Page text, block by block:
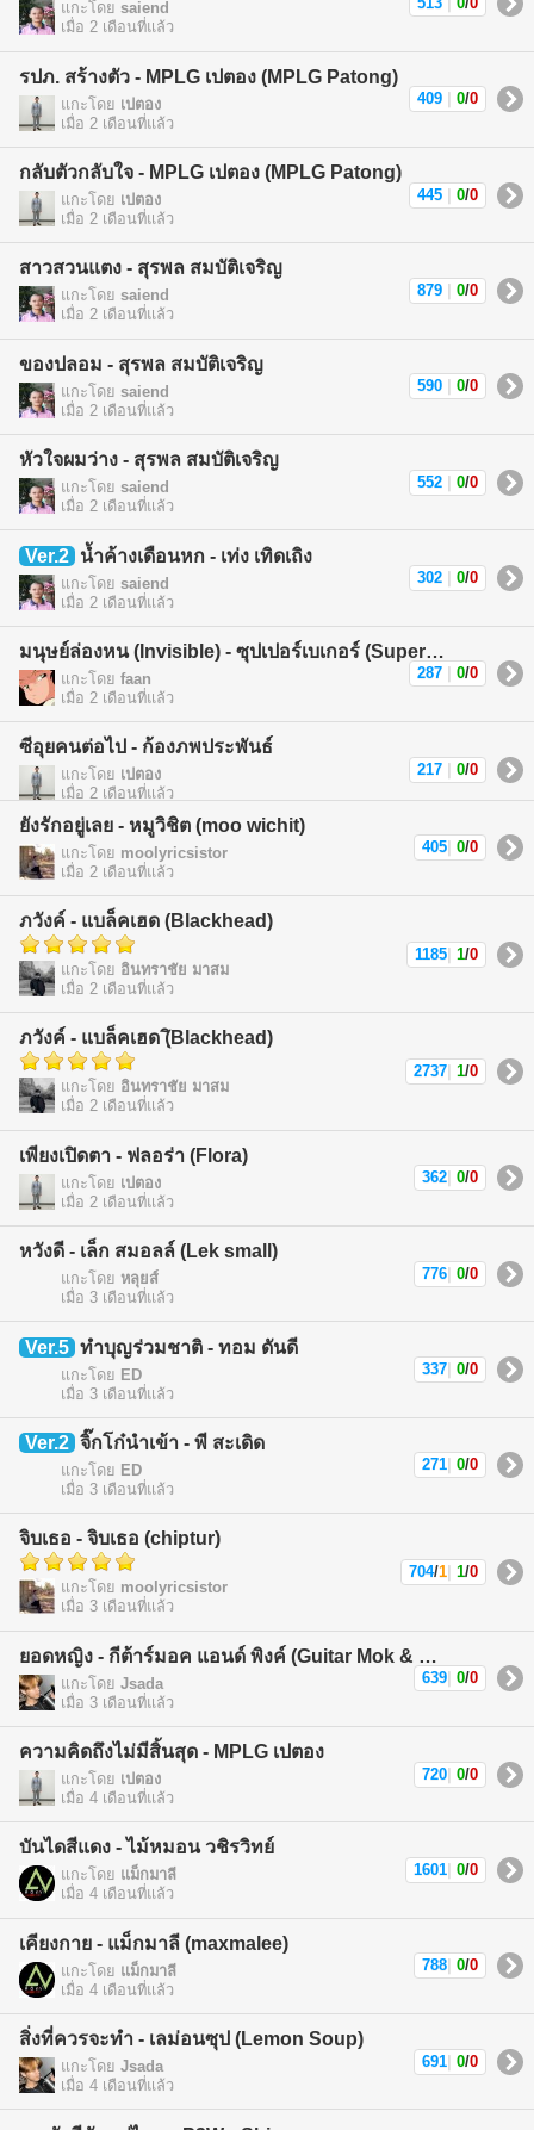
แกะโดย saiend
เมื่อ 2 เดือนที่แล้ว
513 0/0
รปภ. สร้างตัว - MPLG เปตอง (MPLG Patong)
แกะโดย เปตอง
เมื่อ 2 เดือนที่แล้ว
409 0/0
กลับตัวกลับใจ - MPLG เปตอง (MPLG Patong)
แกะโดย เปตอง
เมื่อ 2 เดือนที่แล้ว
445 0/0
สาวสวนแตง - สุรพล สมบัติเจริญ
แกะโดย saiend
เมื่อ 2 เดือนที่แล้ว
879 0/0
ของปลอม - สุรพล สมบัติเจริญ
แกะโดย saiend
เมื่อ 2 เดือนที่แล้ว
590 0/0
หัวใจผมว่าง - สุรพล สมบัติเจริญ
แกะโดย saiend
เมื่อ 2 เดือนที่แล้ว
552 0/0
Ver.2 น้ำค้างเดือนหก - เท่ง เทิดเถิง
แกะโดย saiend
เมื่อ 2 เดือนที่แล้ว
302 0/0
มนุษย์ล่องหน (Invisible) - ซุปเปอร์เบเกอร์ (Superbaker)
แกะโดย faan
เมื่อ 2 เดือนที่แล้ว
287 0/0
ซีอุยคนต่อไป - ก้องภพประพันธ์
แกะโดย เปตอง
เมื่อ 2 เดือนที่แล้ว
217 0/0
ยังรักอยู่เลย - หมูวิชิต (moo wichit)
แกะโดย moolyricsistor
เมื่อ 2 เดือนที่แล้ว
405 0/0
ภวังค์ - แบล็คเฮด (Blackhead)
แกะโดย อินทราชัย มาสม
เมื่อ 2 เดือนที่แล้ว
1185 1/0
ภวังค์ - แบล็คเฮด (ฺิBlackhead)
แกะโดย อินทราชัย มาสม
เมื่อ 2 เดือนที่แล้ว
2737 1/0
เพียงเปิดตา - ฟลอร่า (Flora)
แกะโดย เปตอง
เมื่อ 2 เดือนที่แล้ว
362 0/0
หวังดี - เล็ก สมอลล์ (Lek small)
แกะโดย หลุยส์
เมื่อ 3 เดือนที่แล้ว
776 0/0
Ver.5 ทำบุญร่วมชาติ - ทอม ดันดี
แกะโดย ED
เมื่อ 3 เดือนที่แล้ว
337 0/0
Ver.2 จิ๊กโก๋นำเข้า - พี สะเดิด
แกะโดย ED
เมื่อ 3 เดือนที่แล้ว
271 0/0
จิบเธอ - จิบเธอ (chiptur)
แกะโดย moolyricsistor
เมื่อ 3 เดือนที่แล้ว
704/1 1/0
ยอดหญิง - กีต้าร์มอค แอนด์ พิงค์ (Guitar Mok & Pink)
แกะโดย Jsada
เมื่อ 3 เดือนที่แล้ว
639 0/0
ความคิดถึงไม่มีสิ้นสุด - MPLG เปตอง
แกะโดย เปตอง
เมื่อ 4 เดือนที่แล้ว
720 0/0
บันไดสีแดง - ไม้หมอน วชิรวิทย์
แกะโดย แม็กมาลี
เมื่อ 4 เดือนที่แล้ว
1601 0/0
เคียงกาย - แม็กมาลี (maxmalee)
แกะโดย แม็กมาลี
เมื่อ 4 เดือนที่แล้ว
788 0/0
สิ่งที่ควรจะทำ - เลม่อนซุป (Lemon Soup)
แกะโดย Jsada
เมื่อ 4 เดือนที่แล้ว
691 0/0